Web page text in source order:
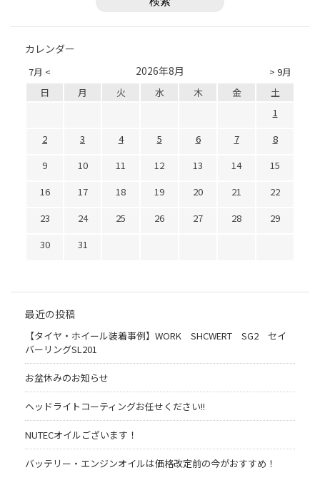
カレンダー
7月 < > 9月
2026年8月
日 月 火 水 木 金
土
1
2
3 4 5 6 7
8
9
10 11 12 13 14
15
16
17 18 19 20 21
22
23
24 25 26 27 28
29
30
31
最近の投稿
【タイヤ・ホイール装着事例】WORK SHCWERT SG2 セイ
バーリングSL201
お盆休みのお知らせ
ヘッドライトコーティングお任せください!!
NUTECオイルございます！
バッテリー・エンジンオイルは価格改定前の今がおすすめ！